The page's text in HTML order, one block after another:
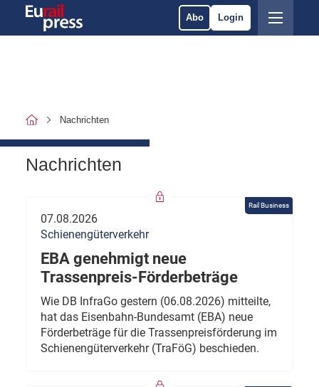
Abo Login
Nachrichten
Nachrichten
Rail Business
07.08.2026
Schienengüterverkehr
EBA genehmigt neue
Trassenpreis-Förderbeträge
Wie DB InfraGo gestern (06.08.2026) mitteilte,
hat das Eisenbahn-Bundesamt (EBA) neue
Förderbeträge für die Trassenpreisförderung im
Schienengüterverkehr (TraFöG) beschieden.